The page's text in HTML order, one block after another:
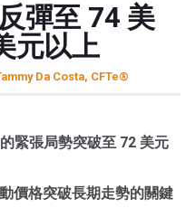
彈至 74 美
元以上
Da Costa, CFTe®
緊張局勢突破至 72 美元
價格突破長期走勢的關鍵